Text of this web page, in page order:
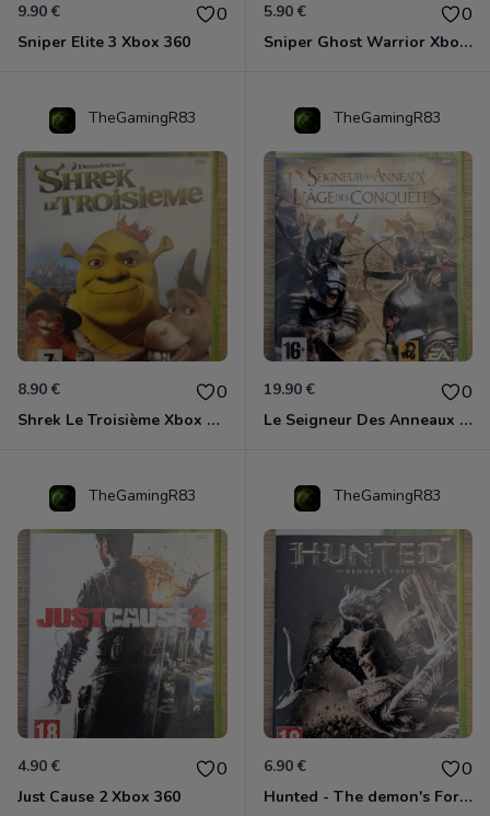
9.90 € 0
Sniper Elite 3 Xbox 360
5.90 € 0
Sniper Ghost Warrior Xbox 360
TheGamingR83
8.90 € 0
Shrek Le Troisième Xbox 360
TheGamingR83
19.90 € 0
Le Seigneur Des Anneaux - L'âge Des Conquêtes Xbox 360
TheGamingR83
4.90 € 0
Just Cause 2 Xbox 360
TheGamingR83
6.90 € 0
Hunted - The demon's Forge Xbox 360 (Complet CIB)